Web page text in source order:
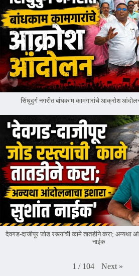
सिंधुदुर्ग नगरीत बांधकाम कामगारांचे आक्रोश
देवगड-दाजीपूर जोड रस्त्यांची कामे तातडीने करा; अन्यथा
नाईक
1 / 104 Next »